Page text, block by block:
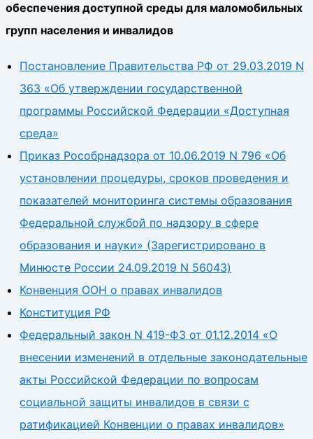
обеспечения доступной среды для маломобильных
групп населения и инвалидов
Постановление Правительства РФ от 29.03.2019 N
363 «Об утверждении государственной
программы Российской Федерации «Доступная
среда»
Приказ Рособрнадзора от 10.06.2019 N 796 «Об
установлении процедуры, сроков проведения и
показателей мониторинга системы образования
Федеральной службой по надзору в сфере
образования и науки» (Зарегистрировано в
Минюсте России 24.09.2019 N 56043)
Конвенция ООН о правах инвалидов
Конституция РФ
Федеральный закон N 419-ФЗ от 01.12.2014 «О
внесении изменений в отдельные законодательные
акты Российской Федерации по вопросам
социальной защиты инвалидов в связи с
ратификацией Конвенции о правах инвалидов»